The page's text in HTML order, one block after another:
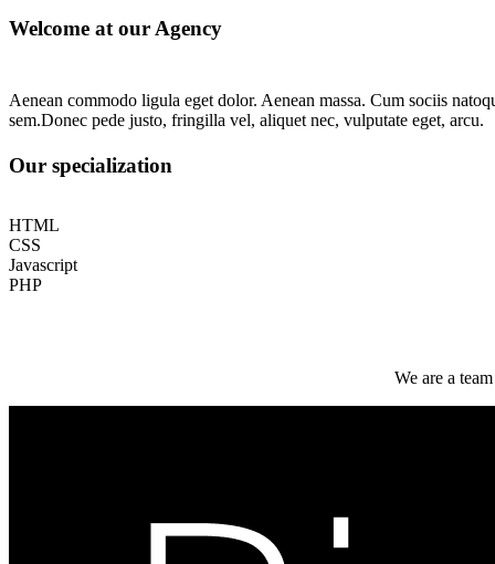
Welcome at our Agency
Aenean commodo ligula eget dolor. Aenean massa. Cum sociis
sem.Donec pede justo, fringilla vel, aliquet nec, vulputate eget, arcu.
Our specialization
HTML
CSS
Javascript
PHP
We are a